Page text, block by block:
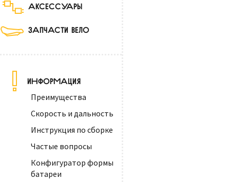
АКСЕССУАРЫ
ЗАПЧАСТИ ВЕЛО
ИНФОРМАЦИЯ
Преимущества
Скорость и дальность
Инструкция по сборке
Частые вопросы
Конфигуратор формы
батареи